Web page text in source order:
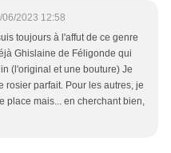
06/2023 12:58
toujours à l'affut de ce genre
Ghislaine de Féligonde qui
(l'original et une bouture) Je
rosier parfait. Pour les autres, je
place mais... en cherchant bien,